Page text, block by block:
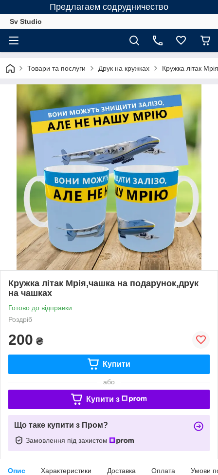
Предлагаем содрудничество
Sv Studio
Товари та послуги Друк на кружках Кружка літак
Кружка літак Мрія,чашка на подарунок,друк
на чашках
Готово до відправки
Роздріб
200 ₴
Купити
або
Купити з
Що таке купити з Пром?
Замовлення під захистом
Опис Характеристики Доставка Оплата Умови